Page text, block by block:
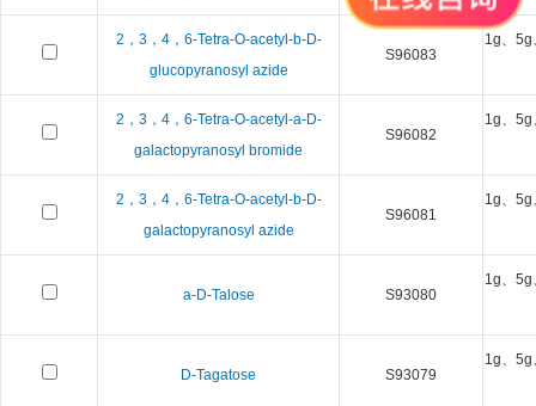
2，3，4，6-Tetra-O-acetyl-b-D-
glucopyranosyl azide
S96083
1g、
2，3，4，6-Tetra-O-acetyl-a-D-
galactopyranosyl bromide
S96082
1g、
2，3，4，6-Tetra-O-acetyl-b-D-
galactopyranosyl azide
S96081
1g、
a-D-Talose S93080
1g、
D-Tagatose S93079
1g、